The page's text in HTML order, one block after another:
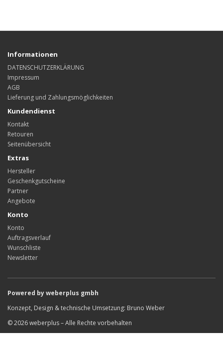
Informationen
DATENSCHUTZERKLÄRUNG
Impressum
AGB
Lieferung und Zahlungsmöglichkeiten
Kundendienst
Kontakt
Retouren
Seitenübersicht
Extras
Hersteller
Geschenkgutscheine
Partner
Angebote
Konto
Konto
Auftragsverlauf
Wunschliste
Newsletter
Powered by weberplus gmbh
Konzept, Design & technische Umsetzung: Bruno Weber
© 2026 weberplus – Alle Rechte vorbehalten